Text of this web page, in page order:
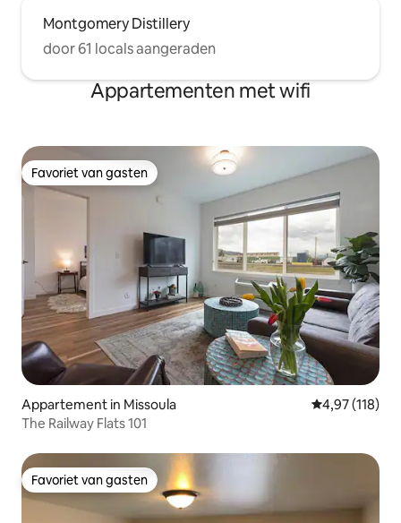
Montgomery Distillery
door 61 locals aangeraden
Appartementen met wifi
Favoriet van gasten
Favoriet van gasten
Appartement in Missoula Gemiddelde
4,97 (118)
The Railway Flats 101
Favoriet van gasten
Favoriet van gasten